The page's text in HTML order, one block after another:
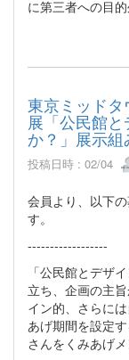
に第三者への目
東京ミッド
展「公民館
か？」展示
投稿日時 : 02/04
会員より、以下
す。
------------------
「公民館とデザ
立ち、企画の主
イン的、さらに
あげ期間を設定
さんをくみあげ